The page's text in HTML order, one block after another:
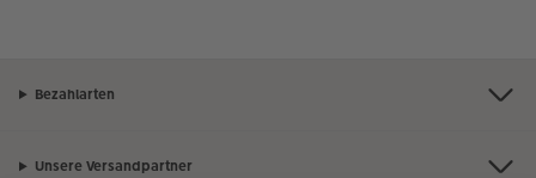
Bezahlarten
Unsere Versandpartner